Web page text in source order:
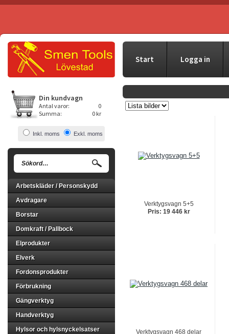
Start Logga in
Din kundvagn
Antal varor:
0
Summa:
0 kr
Inkl. moms Exkl. moms
Arbetskläder / Personskydd
Avdragare
Borstar
Domkraft / Pallbock
Elprodukter
Elverk
Fordonsprodukter
Förbrukning
Gängverktyg
Handverktyg
Hylsor och hylsnyckelsatser
Verktygsvagn 5+5
Pris: 19 446 kr
Verktygsvagn 468 delar